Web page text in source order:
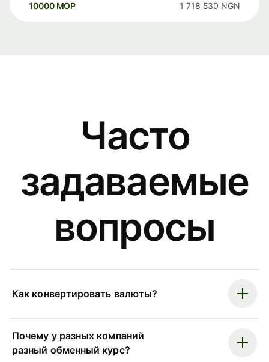
10000 MOP 1 718 530 NGN
Часто
задаваемые
вопросы
Как конвертировать валюты?
Почему у разных компаний
разный обменный курс?